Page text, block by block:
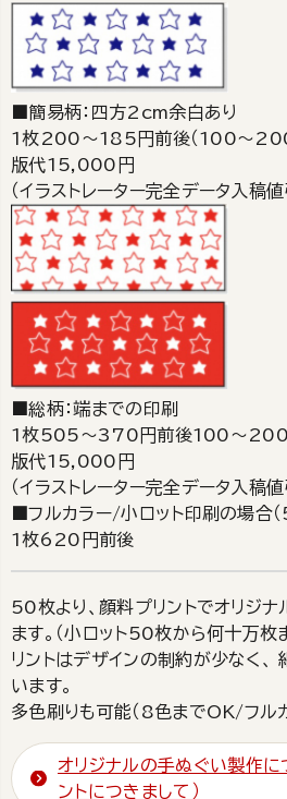
■簡易柄：四方2cm余白あり
1枚200～185円前後（100～200
版代15,000円
（イラストレーター完全データ入稿値
■総柄：端までの印刷
1枚505～370円前後100～200
版代15,000円
（イラストレーター完全データ入稿値
■フルカラー/小ロット印刷の場合
1枚620円前後
50枚より、顔料プリントでオリジ
ます。（小ロット50枚から何十万
リントはデザインの制約が少なく、
います。
多色刷りも可能（8色までOK/フル
オリジナルの手ぬぐい製作に
ントにつきまして）